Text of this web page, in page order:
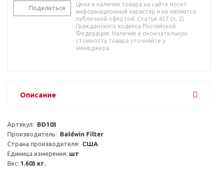
Поделиться
Цена и наличие товара на сайте носит
информационный характер и не является
публичной офертой. Статья 437 (п. 2)
Гражданского кодекса Российской
Федерации. Наличие и окончательную
стоимость товара уточняйте у
менеджера.
Описание
Артикул: BD103
Производитель: Baldwin Filter
Страна производителя: США
Единица измерения: шт
Вес: 1.603 кг.